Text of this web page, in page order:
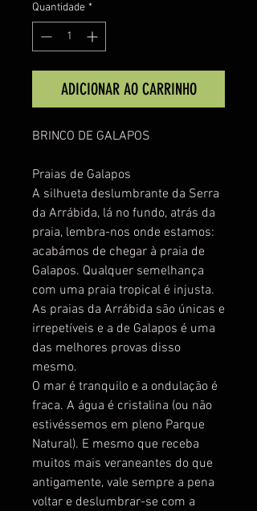
Quantidade *
ADICIONAR AO CARRINHO
BRINCO DE GALAPOS
Praias de Galapos
A silhueta deslumbrante da Serra
da Arrábida, lá no fundo, atrás da
praia, lembra-nos onde estamos:
acabámos de chegar à praia de
Galapos. Qualquer semelhança
com uma praia tropical é injusta.
As praias da Arrábida são únicas e
irrepetíveis e a de Galapos é uma
das melhores provas disso
mesmo.
O mar é tranquilo e a ondulação é
fraca. A água é cristalina (ou não
estivéssemos em pleno Parque
Natural). E mesmo que receba
muitos mais veraneantes do que
antigamente, vale sempre a pena
voltar e deslumbrar-se com a